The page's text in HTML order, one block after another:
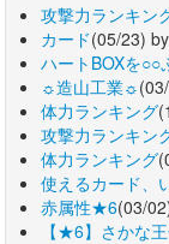
攻撃力ランキン
カード(05/23)
ハートBOXを○○
☼造山工業☼
体力ランキング
攻撃力ランキン
体力ランキング
使えるカード、
赤属性★6(03/
【★6】さかな王